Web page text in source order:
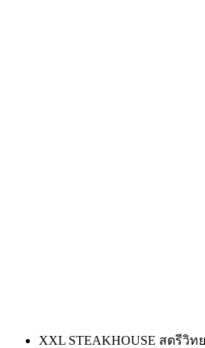
XXL STEAKHOUSE สตรีวิท